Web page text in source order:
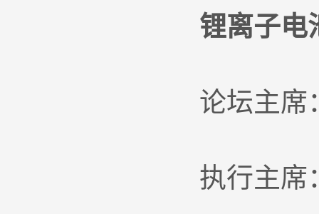
锂离子电
论坛主席
执行主席